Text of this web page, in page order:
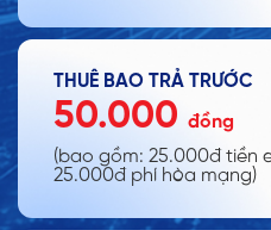
THUÊ BAO TRẢ TRƯỚC
50.000 đồng
(bao gồm: 25.000đ tiền
25.000đ phí hòa mạng)